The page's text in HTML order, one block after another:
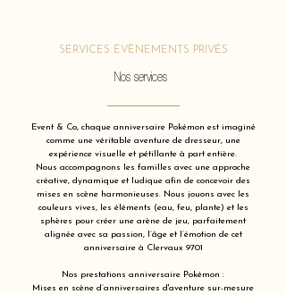
SERVICES ÉVÈNEMENTS PRIVÉS
Nos services
Event & Co, chaque anniversaire Pokémon est imaginé
comme une véritable aventure de dresseur, une
expérience visuelle et pétillante à part entière.
Nous accompagnons les familles avec une approche
créative, dynamique et ludique afin de concevoir des
mises en scène harmonieuses. Nous jouons avec les
couleurs vives, les éléments (eau, feu, plante) et les
sphères pour créer une arène de jeu, parfaitement
alignée avec sa passion, l’âge et l’émotion de cet
anniversaire à Clervaux 9701
Nos prestations anniversaire Pokémon :
Mises en scène d’anniversaires d'aventure sur-mesure